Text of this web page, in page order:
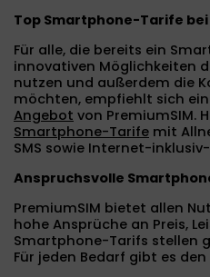
Top Smartphone-Tarife bei
Für alle, die bereits ein
innovativen Möglichkeiten
nutzen und außerdem die
möchten, empfiehlt sich ein
Angebot von PremiumSIM.
Smartphone-Tarife mit
SMS sowie Internet-
Anspruchsvolle
PremiumSIM bietet allen
hohe Ansprüche an Preis,
Smartphone-Tarifs stellen
Für jeden Bedarf gibt es